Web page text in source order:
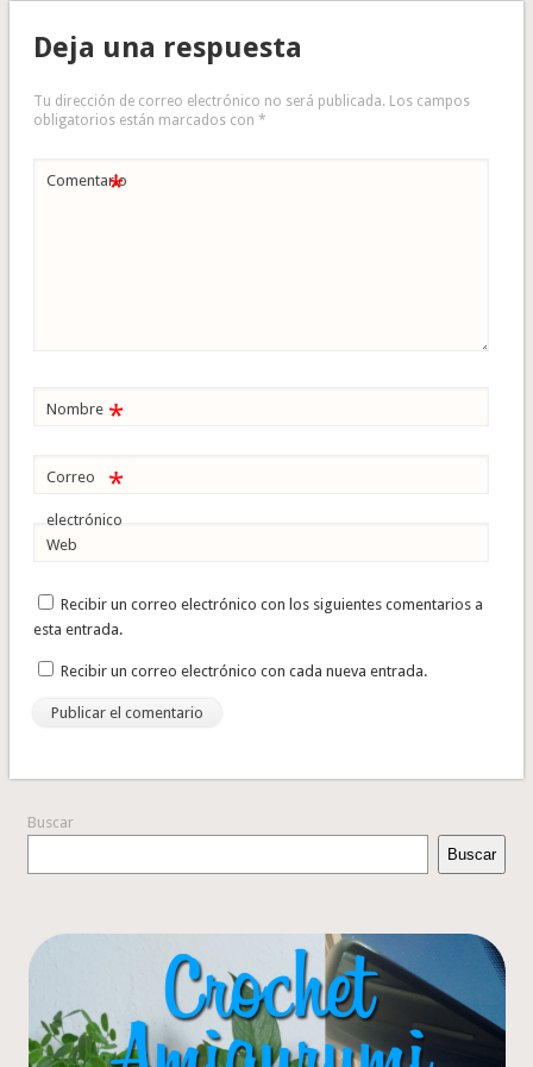
Deja una respuesta
Tu dirección de correo electrónico no será publicada. Los campos
obligatorios están marcados con *
Comentario
*
Nombre *
Correo
electrónico
*
Web
Recibir un correo electrónico con los siguientes comentarios a
esta entrada.
Recibir un correo electrónico con cada nueva entrada.
Buscar
Buscar